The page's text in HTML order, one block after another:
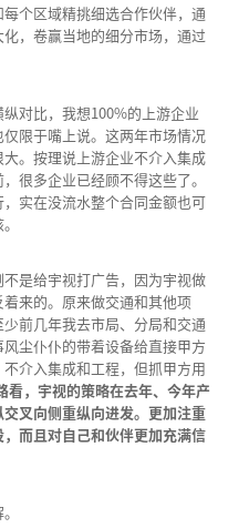
个区域精挑细选合作伙伴，通
，卷赢当地的细分市场，通过
纵对比，我想100%的上游企业
限于嘴上说。这两年市场情况
。按理说上游企业不介入集成
很多企业已经顾不得这些了。
实在没流水整个合同金额也可
不是给宇视打广告，因为宇视做
来的。原来做交通和其他项
前几年我去市局、分局和交通
尘仆仆的带着设备给直接甲方
介入集成和工程，但抓甲方用
，宇视的策略在去年、今年产
叉向侧重纵向进发。更加注重
而且对自己和伙伴更加充满信